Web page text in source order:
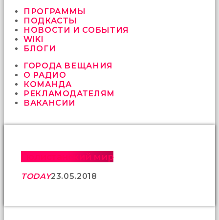
sikici
kocalar
güzel
karıları
öttürüyor
sex
hikayeleri
kızların
rahatlıyorlar
altyazılı
sikiş
ПРОГРАММЫ
ПОДКАСТЫ
НОВОСТИ И СОБЫТИЯ
WIKI
БЛОГИ
ГОРОДА ВЕЩАНИЯ
О РАДИО
КОМАНДА
РЕКЛАМОДАТЕЛЯМ
ВАКАНСИИ
Гюлистанский мир
TODAY23.05.2018